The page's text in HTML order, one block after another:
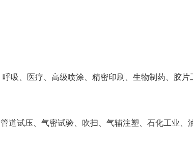
吸、医疗、高级喷涂、精密印刷、生物制药、胶
道试压、气密试验、吹扫、气辅注塑、石化工业、